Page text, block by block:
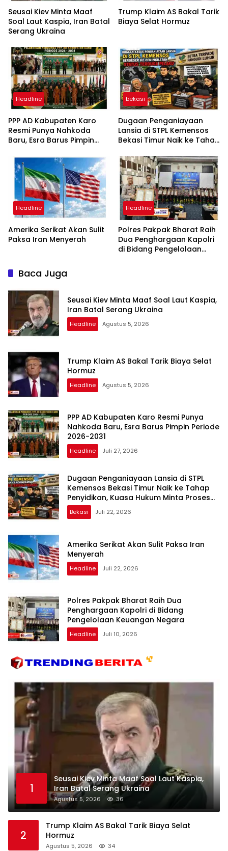
Seusai Kiev Minta Maaf
Soal Laut Kaspia, Iran Batal
Serang Ukraina
Trump Klaim AS Bakal Tarik
Biaya Selat Hormuz
Headline
PPP AD Kabupaten Karo
Resmi Punya Nahkoda
Baru, Esra Barus Pimpin
bekasi
Dugaan Penganiayaan
Lansia di STPL Kemensos
Bekasi Timur Naik ke Tahap
Minta Proses Transparan
dan Bebas Intervensi
Headline
Amerika Serikat Akan Sulit
Paksa Iran Menyerah
Headline
Polres Pakpak Bharat Raih
Dua Penghargaan Kapolri
di Bidang Pengelolaan
Baca Juga
Seusai Kiev Minta Maaf Soal Laut Kaspia,
Iran Batal Serang Ukraina
Headline Agustus 5, 2026
Trump Klaim AS Bakal Tarik Biaya Selat
Hormuz
Headline Agustus 5, 2026
PPP AD Kabupaten Karo Resmi Punya
Nahkoda Baru, Esra Barus Pimpin Periode
2026-2031
Headline Juli 27, 2026
Dugaan Penganiayaan Lansia di STPL
Kemensos Bekasi Timur Naik ke Tahap
Penyidikan, Kuasa Hukum Minta Proses
Transparan dan Bebas Intervensi
Bekasi Juli 22, 2026
Amerika Serikat Akan Sulit Paksa Iran
Menyerah
Headline Juli 22, 2026
Polres Pakpak Bharat Raih Dua
Penghargaan Kapolri di Bidang
Pengelolaan Keuangan Negara
Headline Juli 10, 2026
1
Seusai Kiev Minta Maaf Soal Laut Kaspia,
Iran Batal Serang Ukraina
Agustus 5, 2026 36
2
Trump Klaim AS Bakal Tarik Biaya Selat
Hormuz
Agustus 5, 2026 34